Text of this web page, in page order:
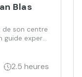
Blas
de son centre
guide expert,
2.5 heures